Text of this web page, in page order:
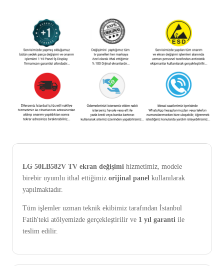
LG 50LB582V TV ekran değişimi hizmetimiz, modele
birebir uyumlu ithal ettiğimiz orijinal panel kullanılarak
yapılmaktadır.
Tüm işlemler uzman teknik ekibimiz tarafından İstanbul
Fatih'teki atölyemizde gerçekleştirilir ve 1 yıl garanti ile
teslim edilir.